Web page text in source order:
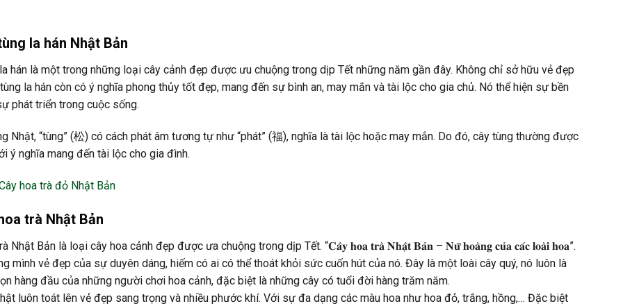
la hán Nhật Bản
hán là một trong những loại cây cảnh đẹp được ưu chuộng trong dịp Tết những năm gần đây. Không chỉ sở hữu vẻ đẹp
la hán còn có ý nghĩa phong thủy tốt đẹp, mang đến sự bình an, may mắn và tài lộc cho gia chủ. Nó thể hiện sự bền
phát triển trong cuộc sống.
Nhật, “tùng” (松) có cách phát âm tương tự như “phát” (福), nghĩa là tài lộc hoặc may mắn. Do đó, cây tùng thường được
ý nghĩa mang đến tài lộc cho gia đình.
trà Nhật Bản
Nhật Bản là loại cây hoa cảnh đẹp được ưa chuộng trong dịp Tết. “𝐂𝐚̂𝐲 𝐡𝐨𝐚 𝐭𝐫𝐚̀ 𝐍𝐡𝐚̣̂𝐭 𝐁𝐚̉𝐧 – 𝐍𝐮̛̃ 𝐡𝐨𝐚̀𝐧𝐠 𝐜𝐮̉𝐚 𝐜𝐚́𝐜 𝐥𝐨𝐚̀𝐢 𝐡𝐨𝐚”.
mình vẻ đẹp của sự duyên dáng, hiếm có ai có thể thoát khỏi sức cuốn hút của nó. Đây là một loài cây quý, nó luôn là
hàng đầu của những người chơi hoa cảnh, đặc biệt là những cây có tuổi đời hàng trăm năm.
luôn toát lên vẻ đẹp sang trọng và nhiều phước khí. Với sự đa dạng các màu hoa như hoa đỏ, trắng, hồng,… Đặc biệt